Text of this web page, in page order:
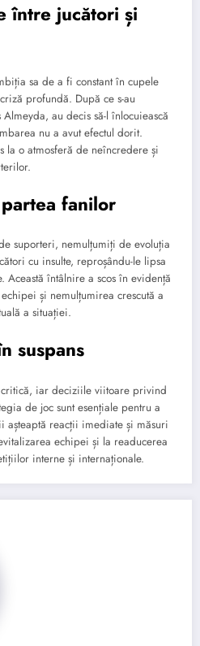
între jucători și
sa de a fi constant în cupele
profundă. După ce s-au
au decis să-l înlocuiească
nu a avut efectul dorit.
la o atmosferă de neîncredere și
fanilor
suporteri, nemulțumiți de evoluția
cu insulte, reproșându-le lipsa
Această întâlnire a scos în evidență
și nemulțumirea crescută a
a situației.
suspans
iar deciziile viitoare privind
de joc sunt esențiale pentru a
așteaptă reacții imediate și măsuri
echipei și la readucerea
interne și internaționale.